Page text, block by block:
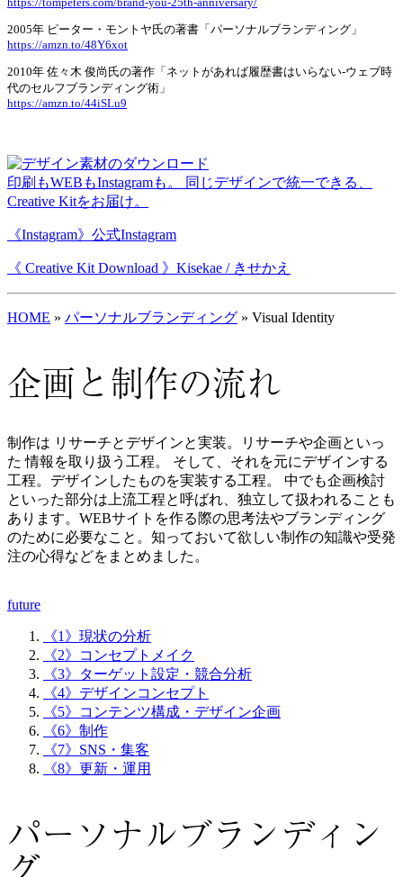
2005年 ピーター・モントヤ氏の著書「パーソナルブランディング」
https://amzn.to/48Y6xot
2010年 佐々木 俊尚氏の著作「ネットがあれば履歴書はいらない-ウェブ時
代のセルフブランディング術」
https://amzn.to/44iSLu9
印刷もWEBもInstagramも。 同じデザインで統一できる、
Creative Kitをお届け。
《Instagram》公式Instagram
《 Creative Kit Download 》Kisekae / きせかえ
HOME » パーソナルブランディング » Visual Identity
企画と制作の流れ
制作は リサーチとデザインと実装。リサーチや企画といっ
た 情報を取り扱う工程。 そして、それを元にデザインする
工程。デザインしたものを実装する工程。 中でも企画検討
といった部分は上流工程と呼ばれ、独立して扱われることも
あります。WEBサイトを作る際の思考法やブランディング
のために必要なこと。知っておいて欲しい制作の知識や受発
注の心得などをまとめました。
future
《1》現状の分析
《2》コンセプトメイク
《3》ターゲット設定・競合分析
《4》デザインコンセプト
《5》コンテンツ構成・デザイン企画
《6》制作
《7》SNS・集客
《8》更新・運用
パーソナルブランディン
グ